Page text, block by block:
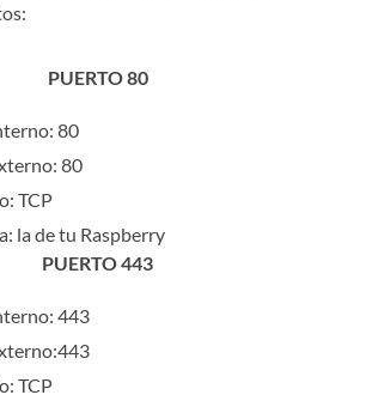
PUERTO 80
80
80
TCP
la de tu Raspberry
PUERTO 443
443
TCP